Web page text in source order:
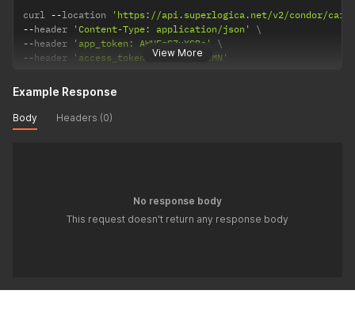
View More
curl --location
'https://api.superlogica.net/v2/condor/caixa/
--header 'Content-Type: application/json'
--header 'app_token: AWUFqSZuXSBc'
--header 'access_token: rZXk9Vz9wcMN'
Example Response
Body Headers (0)
No response body
This request doesn't return any response body